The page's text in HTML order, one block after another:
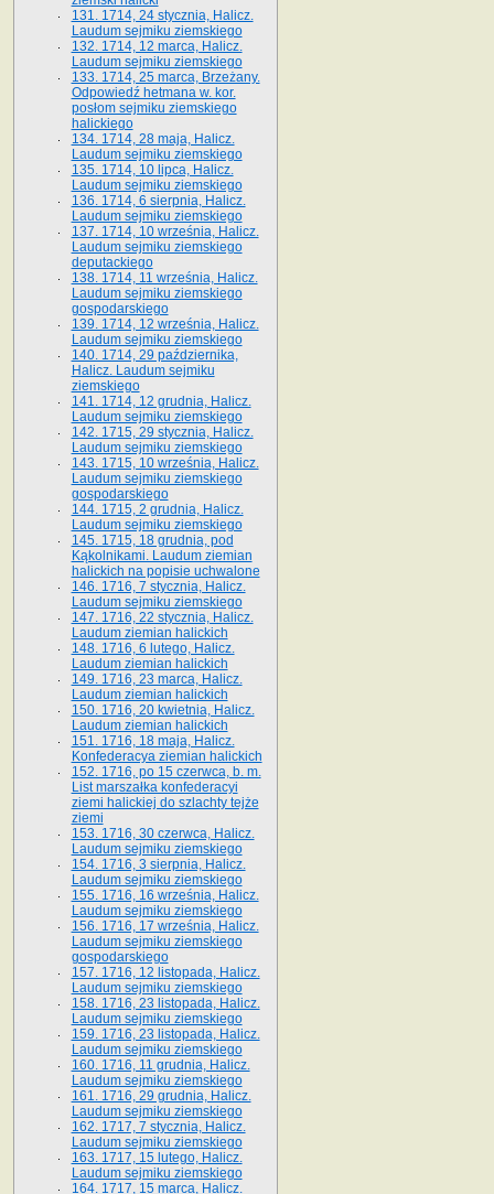
131. 1714, 24 stycznia, Halicz.
Laudum sejmiku ziemskiego
132. 1714, 12 marca, Halicz.
Laudum sejmiku ziemskiego
133. 1714, 25 marca, Brzeżany.
Odpowiedź hetmana w. kor.
posłom sejmiku ziemskiego
halickiego
134. 1714, 28 maja, Halicz.
Laudum sejmiku ziemskiego
135. 1714, 10 lipca, Halicz.
Laudum sejmiku ziemskiego
136. 1714, 6 sierpnia, Halicz.
Laudum sejmiku ziemskiego
137. 1714, 10 września, Halicz.
Laudum sejmiku ziemskiego
deputackiego
138. 1714, 11 września, Halicz.
Laudum sejmiku ziemskiego
gospodarskiego
139. 1714, 12 września, Halicz.
Laudum sejmiku ziemskiego
140. 1714, 29 października,
Halicz. Laudum sejmiku
ziemskiego
141. 1714, 12 grudnia, Halicz.
Laudum sejmiku ziemskiego
142. 1715, 29 stycznia, Halicz.
Laudum sejmiku ziemskiego
143. 1715, 10 września, Halicz.
Laudum sejmiku ziemskiego
gospodarskiego
144. 1715, 2 grudnia, Halicz.
Laudum sejmiku ziemskiego
145. 1715, 18 grudnia, pod
Kąkolnikami. Laudum ziemian
halickich na popisie uchwalone
146. 1716, 7 stycznia, Halicz.
Laudum sejmiku ziemskiego
147. 1716, 22 stycznia, Halicz.
Laudum ziemian halickich
148. 1716, 6 lutego, Halicz.
Laudum ziemian halickich
149. 1716, 23 marca, Halicz.
Laudum ziemian halickich
150. 1716, 20 kwietnia, Halicz.
Laudum ziemian halickich
151. 1716, 18 maja, Halicz.
Konfederacya ziemian halickich
152. 1716, po 15 czerwca, b. m.
List marszałka konfederacyi
ziemi halickiej do szlachty tejże
ziemi
153. 1716, 30 czerwca, Halicz.
Laudum sejmiku ziemskiego
154. 1716, 3 sierpnia, Halicz.
Laudum sejmiku ziemskiego
155. 1716, 16 września, Halicz.
Laudum sejmiku ziemskiego
156. 1716, 17 września, Halicz.
Laudum sejmiku ziemskiego
gospodarskiego
157. 1716, 12 listopada, Halicz.
Laudum sejmiku ziemskiego
158. 1716, 23 listopada, Halicz.
Laudum sejmiku ziemskiego
159. 1716, 23 listopada, Halicz.
Laudum sejmiku ziemskiego
160. 1716, 11 grudnia, Halicz.
Laudum sejmiku ziemskiego
161. 1716, 29 grudnia, Halicz.
Laudum sejmiku ziemskiego
162. 1717, 7 stycznia, Halicz.
Laudum sejmiku ziemskiego
163. 1717, 15 lutego, Halicz.
Laudum sejmiku ziemskiego
164. 1717, 15 marca, Halicz.